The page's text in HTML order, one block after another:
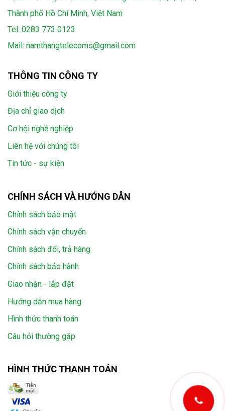
Thành phố Hồ Chí Minh, Việt Nam
Tel: 0283 773 0123
Mail: namthangtelecoms@gmail.com
THÔNG TIN CÔNG TY
Giới thiệu công ty
Địa chỉ giao dịch
Cơ hội nghề nghiệp
Liên hệ với chúng tôi
Tin tức - sự kiện
CHÍNH SÁCH VÀ HƯỚNG DẪN
Chính sách bảo mật
Chính sách vận chuyển
Chính sách đổi, trả hàng
Chính sách bảo hành
Giao nhận - lắp đặt
Hướng dẫn mua hàng
Hình thức thanh toán
Câu hỏi thường gặp
HÌNH THỨC THANH TOÁN